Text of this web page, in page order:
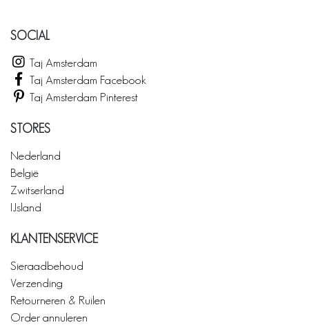
SOCIAL
Taj Amsterdam
Taj Amsterdam Facebook
Taj Amsterdam Pinterest
STORES
Nederland
België
Zwitserland
IJsland
KLANTENSERVICE
Sieraadbehoud
Verzending
Retourneren & Ruilen
Order annuleren